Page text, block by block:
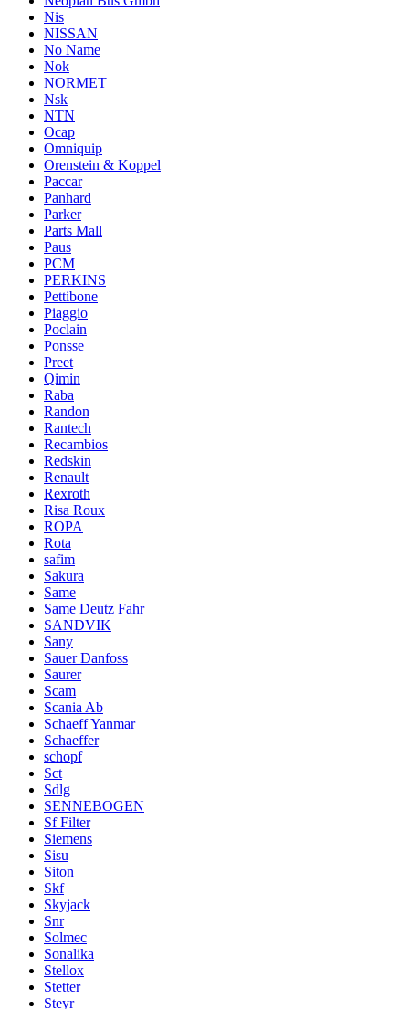
Nis
NISSAN
No Name
Nok
NORMET
Nsk
NTN
Ocap
Omniquip
Orenstein & Koppel
Paccar
Panhard
Parker
Parts Mall
Paus
PCM
PERKINS
Pettibone
Piaggio
Poclain
Ponsse
Preet
Qimin
Raba
Randon
Rantech
Recambios
Redskin
Renault
Rexroth
Risa Roux
ROPA
Rota
safim
Sakura
Same
Same Deutz Fahr
SANDVIK
Sany
Sauer Danfoss
Saurer
Scam
Scania Ab
Schaeff Yanmar
Schaeffer
schopf
Sct
Sdlg
SENNEBOGEN
Sf Filter
Siemens
Sisu
Siton
Skf
Skyjack
Snr
Solmec
Sonalika
Stellox
Stetter
Steyr